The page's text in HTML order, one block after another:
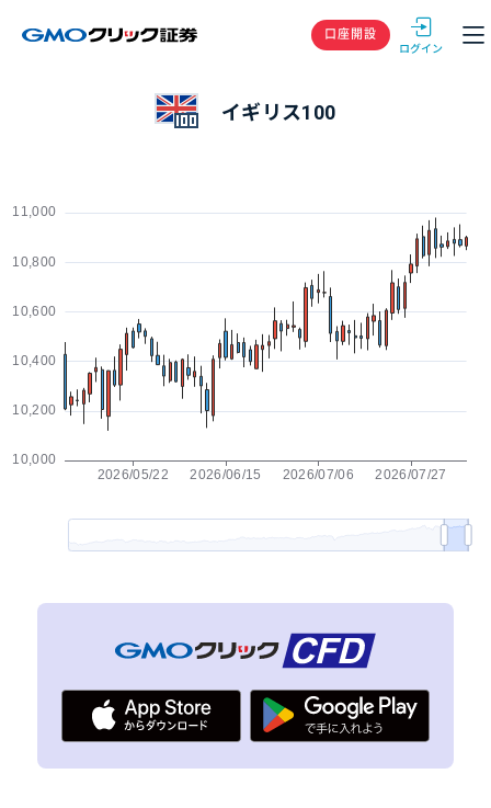
GMOクリック
口座開設
イギリス100